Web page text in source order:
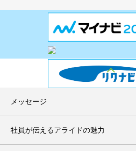
メッセージ
社員が伝えるアライドの魅力